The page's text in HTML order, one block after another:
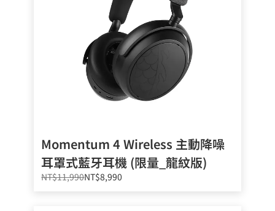
Momentum 4 Wireless 主動降噪
耳罩式藍牙耳機 (限量_龍紋版)
NT$11,990NT$8,990